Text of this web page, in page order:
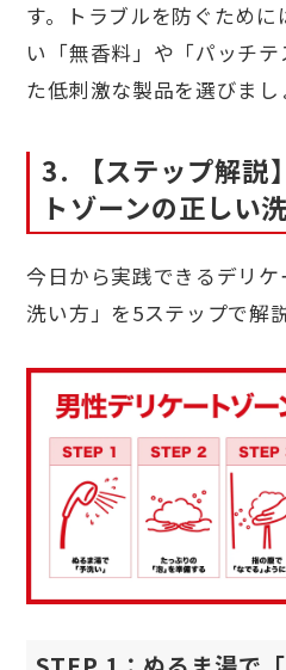
す。トラブルを防ぐため
い「無香料」や「パッチ
た低刺激な製品を選びまし
3. 【ステップ解説
トゾーンの正しい
今日から実践できるデリ
洗い方」を5ステップで解説